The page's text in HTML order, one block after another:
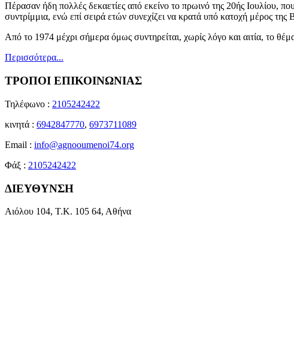
Πέρασαν ήδη πολλές δεκαετίες από εκείνο το πρωινό της 20ής Ιουλίου,
συντρίμμια, ενώ επί σειρά ετών συνεχίζει να κρατά υπό κατοχή μέρος της
Από το 1974 μέχρι σήμερα όμως συντηρείται, χωρίς λόγο και αιτία, το
Περισσότερα...
ΤΡΟΠΟΙ ΕΠΙΚΟΙΝΩΝΙΑΣ
Τηλέφωνο : 2105242422
κινητά : 6942847770, 6973711089
Email : info@agnooumenoi74.org
Φάξ : 2105242422
ΔΙΕΥΘΥΝΣΗ
Αιόλου 104, Τ.Κ. 105 64, Αθήνα